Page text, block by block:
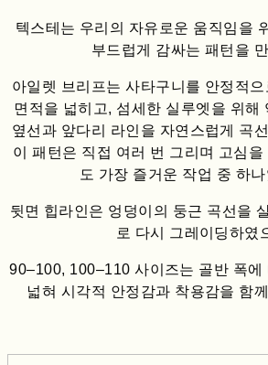
텍스테는 우리의 자유로운 움직임을
부드럽게 감싸는 패턴을
아일렛 브리프는 사타구니를 안정적
면적을 넓히고, 섬세한 실루엣을 위해
옆선과 앞다리 라인을 자연스럽게 곡
이 패턴은 직접 여러 번 그리며 고심을
도 가장 즐거운 작업 중 하
뒷면 힙라인은 엉덩이의 둥근 곡선을
로 다시 그레이딩하였
90–100, 100–110 사이즈는 골반 폭에
넓혀 시각적 안정감과 착용감을 함